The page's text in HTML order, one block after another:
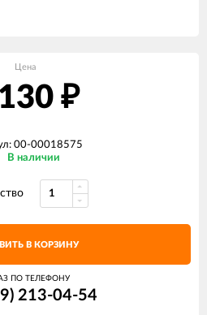
Цена
₽
00-00018575
В наличии
В КОРЗИНУ
ПО ТЕЛЕФОНУ
213-04-54​